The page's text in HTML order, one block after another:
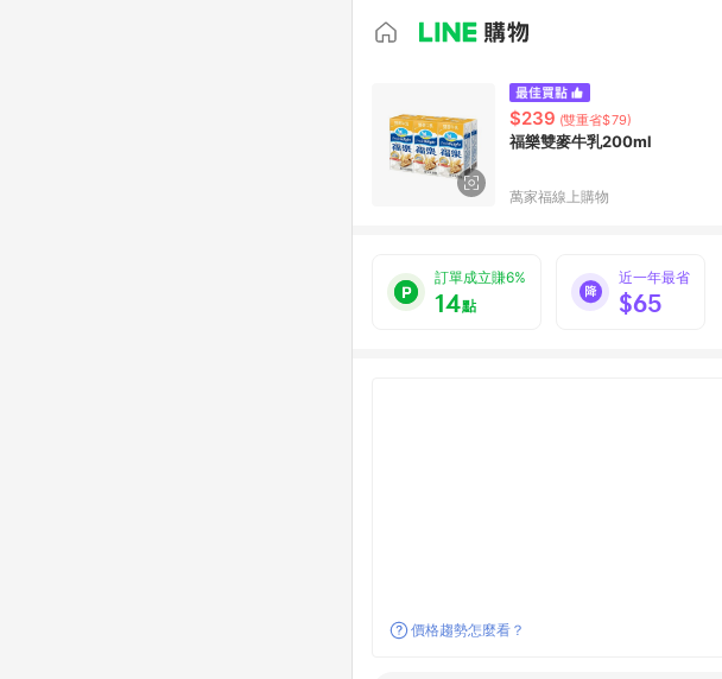
$239 (雙重省$79)
福樂雙麥牛乳200ml
萬家福線上購物
訂單成立賺6%
14點
近一年最省
$65
價格趨勢怎麼看？